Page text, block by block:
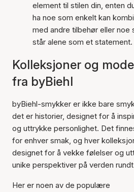
element til stilen din, enten
ha noe som enkelt kan
med andre tilbehør eller noe
står alene som et statement.
Kolleksjoner og
fra byBiehl
byBiehl-smykker er ikke bare
det er historier, designet for å
og uttrykke personlighet. Det
for enhver smak, og hver
designet for å vekke følelser og
unike perspektiver på verden
Her er noen av de populære